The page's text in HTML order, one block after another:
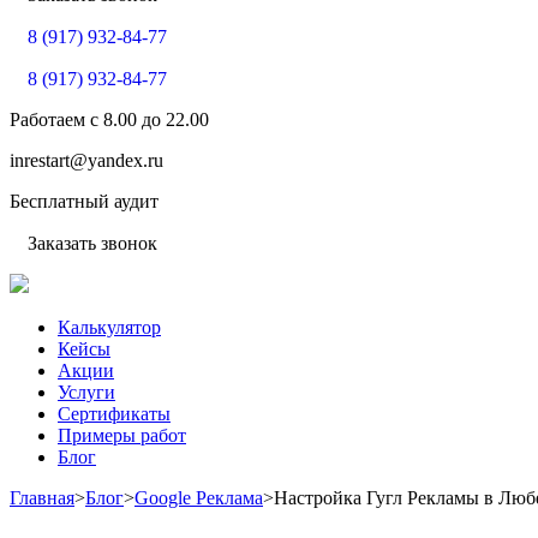
8 (917) 932-84-77
8 (917) 932-84-77
Работаем с 8.00 до 22.00
inrestart@yandex.ru
Бесплатный аудит
Заказать звонок
Калькулятор
Кейсы
Акции
Услуги
Сертификаты
Примеры работ
Блог
Главная>Блог>Google Реклама>Настройка Гугл Рекламы в